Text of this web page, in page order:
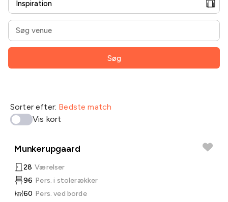
Søg
Sorter efter: Bedste match
Vis kort
Munkerupgaard
28 Værelser
96 Pers. i stolerækker
60 Pers. ved borde